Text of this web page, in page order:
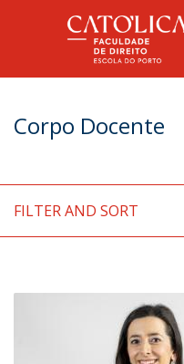
Corpo Docente
FILTER AND SORT